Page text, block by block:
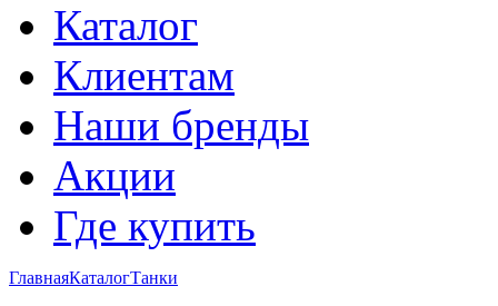
Каталог
Клиентам
Наши бренды
Акции
Где купить
ГлавнаяКаталогТанки